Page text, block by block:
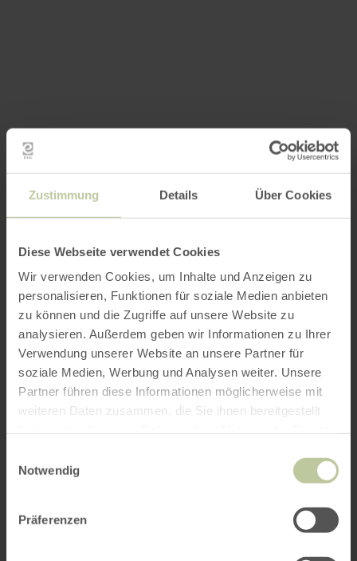
Zustimmung Details Über Cookies
Diese Webseite verwendet Cookies
Wir verwenden Cookies, um Inhalte und Anzeigen zu
personalisieren, Funktionen für soziale Medien anbieten
zu können und die Zugriffe auf unsere Website zu
analysieren. Außerdem geben wir Informationen zu Ihrer
Verwendung unserer Website an unsere Partner für
soziale Medien, Werbung und Analysen weiter. Unsere
Partner führen diese Informationen möglicherweise mit
weiteren Daten zusammen, die Sie ihnen bereitgestellt
Notwendig
Präferenzen